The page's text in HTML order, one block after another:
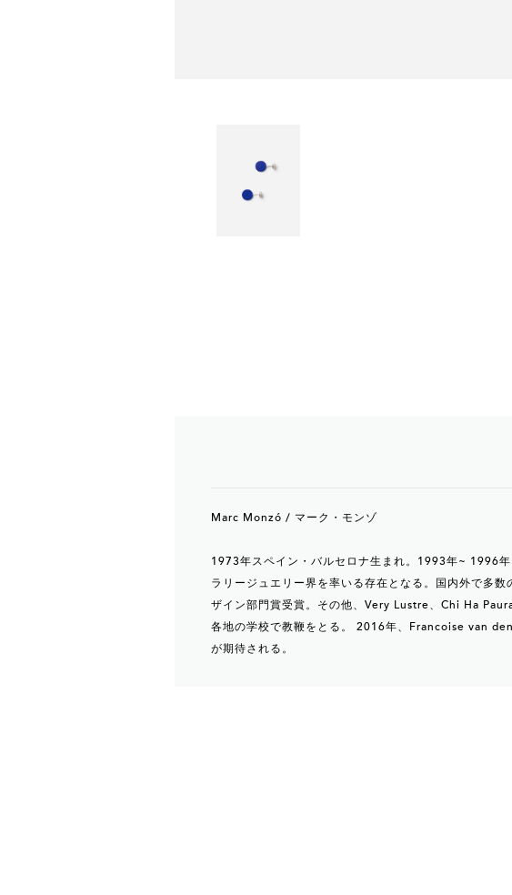
Marc Monzó / マーク・モンゾ
1973年スペイン・バルセロナ生まれ。1993年~ 1996
ラリージュエリー界を率いる存在となる。国内外で多
ザイン部門賞受賞。その他、Very Lustre、Chi Ha
各地の学校で教鞭をとる。 2016年、Francoise van
が期待される。